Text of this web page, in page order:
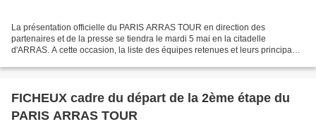
La présentation officielle du PARIS ARRAS TOUR en direction des
partenaires et de la presse se tiendra le mardi 5 mai en la citadelle
d'ARRAS. A cette occasion, la liste des équipes retenues et leurs principaux
FICHEUX cadre du départ de la 2ème étape du
PARIS ARRAS TOUR